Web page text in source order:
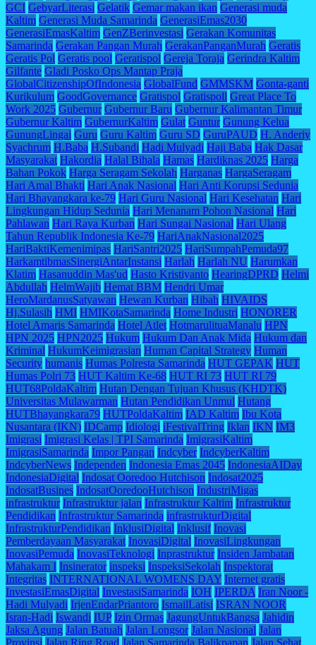
GCI GebyarLiterasi Gelatik Gemar makan ikan Generasi muda
Kaltim Generasi Muda Samarinda GenerasiEmas2030
GenerasiEmasKaltim GenZBerinvestasi Gerakan Komunitas
Samarinda Gerakan Pangan Murah GerakanPanganMurah Geratis
Geratis Pol Geratis pool Geratispol Gereja Toraja Gerindra Kaltim
Gilfante Gladi Posko Ops Mantap Praja
GlobalCitizenshipOfIndonesia GlobalFund GMMSKM Gonta-ganti
Kurikulum GoodGovernance Gratispol Gratispoll Great Place To
Work 2025 Gubernur Gubernur Baru Gubernur Kalimantan Timur
Gubernur Kaltim GubernurKaltim Gulat Guntur Gunung Kelua
GunungLingai Guru Guru Kaltim Guru SD GuruPAUD H. Anderiy
Syachrum H.Baba H.Subandi Hadi Mulyadi Haji Baba Hak Dasar
Masyarakat Hakordia Halal Bihala Hamas Hardiknas 2025 Harga
Bahan Pokok Harga Seragam Sekolah Harganas HargaSeragam
Hari Amal Bhakti Hari Anak Nasional Hari Anti Korupsi Sedunia
Hari Bhayangkara ke-79 Hari Guru Nasional Hari Kesehatan Hari
Lingkungan Hidup Sedunia Hari Menanam Pohon Nasional Hari
Pahlawan Hari Raya Kurban Hari Sungai Nasional Hari Ulang
Tahun Republik Indonesia Ke-79 HariAnakNasional2025
HariBaktiKemenimipas HariSantri2025 HariSumpahPemuda97
HarkamtibmasSinergiAntarInstansi Harlah Harlah NU Harumkan
Klatim Hasanuddin Mas'ud Hasto Kristiyanto HearingDPRD Helmi
Abdullah HelmWajib Hemat BBM Hendri Umar
HeroMardanusSatyawan Hewan Kurban Hibah HIVAIDS
Hj.Sulasih HMI HMIKotaSamarinda Home Industri HONORER
Hotel Amaris Samarinda Hotel Atlet HotmarulituaManalu HPN
HPN 2025 HPN2025 Hukum Hukum Dan Anak Mida Hukum dan
Kriminal HukumKeimigrasian Human Capital Strategy Human
Security humanis Humas Polresta Samarinda HUT GEPAK HUT
Humas Polri 73 HUT Kaltim Ke-68 HUT RI 73 HUT RI 79
HUT68PoldaKaltim Hutan Dengan Tujuan Khusus (KHDTK)
Universitas Mulawarman Hutan Pendidikan Unmul Hutang
HUTBhayangkara79 HUTPoldaKaltim IAD Kaltim Ibu Kota
Nusantara (IKN) IDCamp Idiologi iFestivalTring Iklan IKN IM3
Imigrasi Imigrasi Kelas | TPI Samarinda ImigrasiKaltim
ImigrasiSamarinda Impor Pangan Indcyber IndcyberKaltim
IndcyberNews Independen Indonesia Emas 2045 IndonesiaAIDay
IndonesiaDigital Indosat Ooredoo Hutchison Indosat2025
IndosatBusines IndosatOoredooHutchison IndustriMigas
infrastruktur Infrastruktur jalan Infrastruktur Kaltim Infrastruktur
Pendidikan Infrastruktur Samarinda infrastrukturDigital
InfrastrukturPendidikan InklusiDigital Inklusif Inovasi
Pemberdayaan Masyarakat InovasiDigital InovasiLingkungan
InovasiPemuda InovasiTeknologi Inprastruktur Insiden Jambatan
Mahakam I Insinerator inspeksi InspeksiSekolah Inspektorat
Integritas INTERNATIONAL WOMENS DAY Internet gratis
InvestasiEmasDigital InvestasiSamarinda IOH IPERDA Iran Noor -
Hadi Mulyadi IrjenEndarPriantoro IsmailLatisi ISRAN NOOR
Isran-Hadi Iswandi IUP Izin Ormas JagungUntukBangsa Jahidin
Jaksa Agung Jalan Batuah Jalan Longsor Jalan Nasional Jalan
Provinsi Jalan Ring Road Jalan Samarinda Balikpapan Jalan Sehat